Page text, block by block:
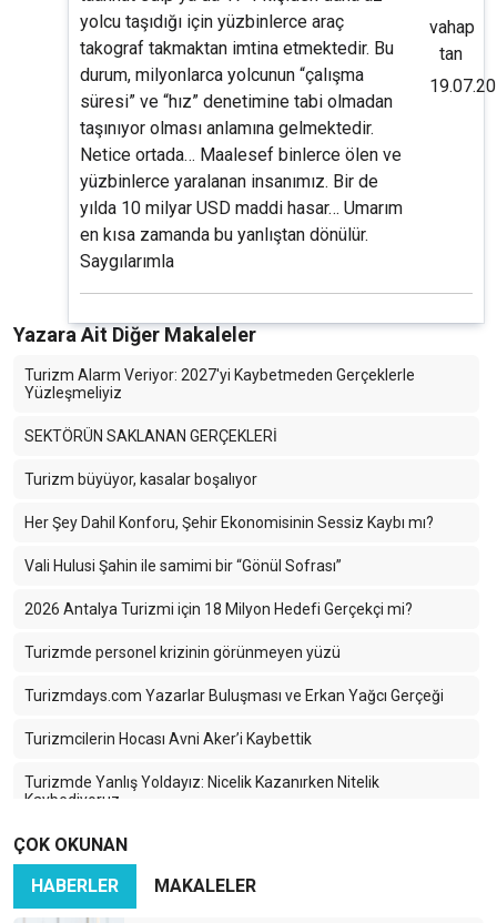
yolcu taşıdığı için yüzbinlerce araç
takograf takmaktan imtina etmektedir. Bu
durum, milyonlarca yolcunun “çalışma
süresi” ve “hız” denetimine tabi olmadan
taşınıyor olması anlamına gelmektedir.
Netice ortada… Maalesef binlerce ölen ve
yüzbinlerce yaralanan insanımız. Bir de
yılda 10 milyar USD maddi hasar… Umarım
en kısa zamanda bu yanlıştan dönülür.
Saygılarımla
vahap
tan
Yazara Ait Diğer Makaleler
Turizm Alarm Veriyor: 2027'yi Kaybetmeden Gerçeklerle
Yüzleşmeliyiz
SEKTÖRÜN SAKLANAN GERÇEKLERİ
Turizm büyüyor, kasalar boşalıyor
Her Şey Dahil Konforu, Şehir Ekonomisinin Sessiz Kaybı mı?
Vali Hulusi Şahin ile samimi bir “Gönül Sofrası”
2026 Antalya Turizmi için 18 Milyon Hedefi Gerçekçi mi?
Turizmde personel krizinin görünmeyen yüzü
Turizmdays.com Yazarlar Buluşması ve Erkan Yağcı Gerçeği
Turizmcilerin Hocası Avni Aker’i Kaybettik
Turizmde Yanlış Yoldayız: Nicelik Kazanırken Nitelik
Kaybediyoruz
Türkiye Turizminde 2025: Ayağımıza Kurşun Sıkıyoruz
Karadeniz’in Sessiz Güzelliği: Turizmin Yükselen Yıldızı Ama
Hangi Bedelle?
ÇOK OKUNAN
HABERLER
MAKALELER